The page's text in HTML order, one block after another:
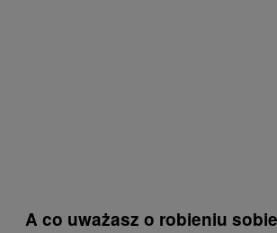
A co uważasz o robieniu